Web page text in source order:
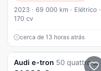
2023 · 69 000 km · Elétrico ·
170 cv
cerca de 13 horas atrás
Audi e-tron 50 quattro S line